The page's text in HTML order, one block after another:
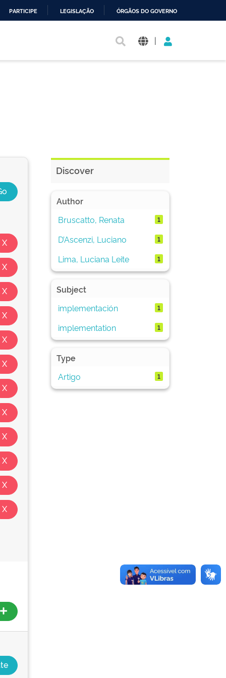
PARTICIPE LEGISLAÇÃO ÓRGÃOS DO GOVERNO
|
Discover
Author
Bruscatto, Renata
1
D’Ascenzi, Luciano 1
Lima, Luciana Leite 1
Subject
implementación
1
implementation 1
Type
Artigo
1